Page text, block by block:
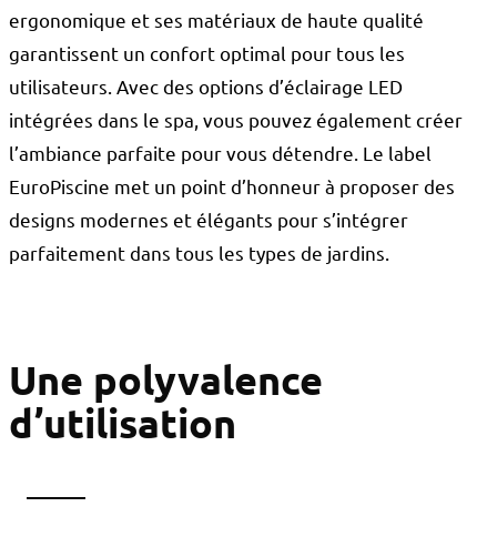
ergonomique et ses matériaux de haute qualité
garantissent un confort optimal pour tous les
utilisateurs. Avec des options d’éclairage LED
intégrées dans le spa, vous pouvez également créer
l’ambiance parfaite pour vous détendre. Le label
EuroPiscine met un point d’honneur à proposer des
designs modernes et élégants pour s’intégrer
parfaitement dans tous les types de jardins.
Une polyvalence
d’utilisation